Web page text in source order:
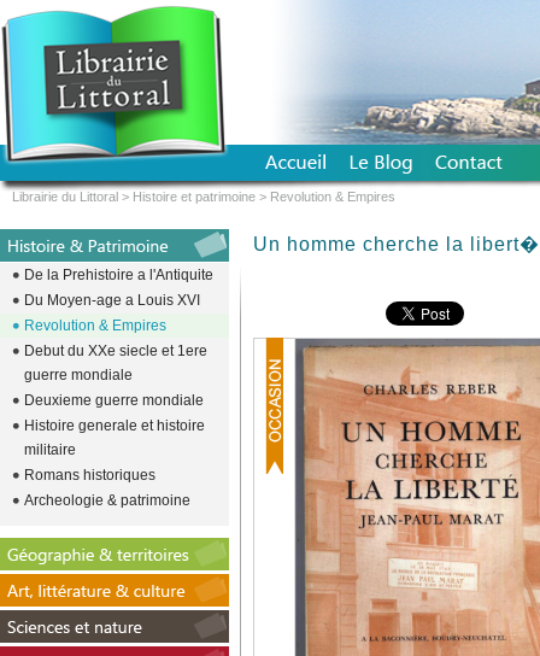
Un homme cherche la
De la Prehistoire a l'Antiquite
Du Moyen-age a Louis XVI
Revolution & Empires
Debut du XXe siecle et 1ere
guerre mondiale
Deuxieme guerre mondiale
Histoire generale et histoire
militaire
Romans historiques
Archeologie & patrimoine
Librairie du Littoral > Histoire et patrimoine > Revolution & Empires